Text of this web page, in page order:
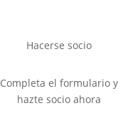
Hacerse socio
Completa el formulario y
hazte socio ahora